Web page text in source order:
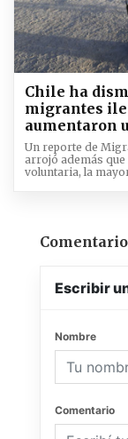
Chile ha
migrantes
aumentaron
Un reporte de
arrojó además que
voluntaria, la
Escribir
Nombre
Comentario